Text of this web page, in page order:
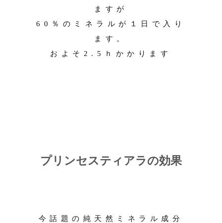
ますが
60％のミネラルが１日で入り
ます。
およそ2.5ｈかかります
プリンセスティアラの効果
今話題の純天然ミネラル成分